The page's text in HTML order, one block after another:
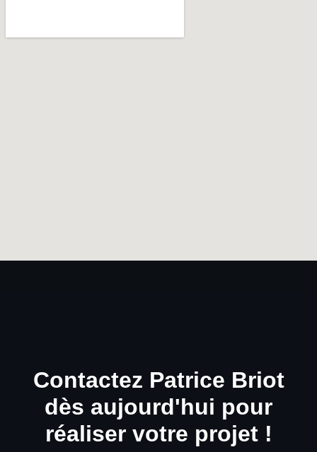
Contactez Patrice Briot
dès aujourd'hui pour
réaliser votre projet !